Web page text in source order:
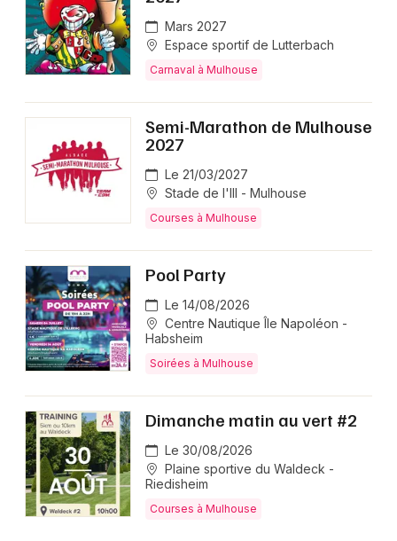
Mars 2027
Espace sportif de Lutterbach
Carnaval à Mulhouse
Semi-Marathon de Mulhouse
2027
Le 21/03/2027
Stade de l'Ill - Mulhouse
Courses à Mulhouse
Pool Party
Le 14/08/2026
Centre Nautique Île Napoléon -
Habsheim
Soirées à Mulhouse
Dimanche matin au vert #2
Le 30/08/2026
Plaine sportive du Waldeck -
Riedisheim
Courses à Mulhouse